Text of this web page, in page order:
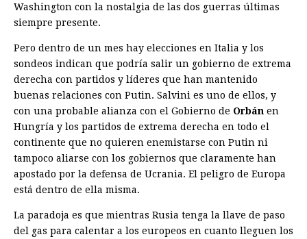
Washington con la nostalgia de las dos guerras últimas
siempre presente.
Pero dentro de un mes hay elecciones en Italia y los
sondeos indican que podría salir un gobierno de extrema
derecha con partidos y líderes que han mantenido
buenas relaciones con Putin. Salvini es uno de ellos, y
con una probable alianza con el Gobierno de Orbán en
Hungría y los partidos de extrema derecha en todo el
continente que no quieren enemistarse con Putin ni
tampoco aliarse con los gobiernos que claramente han
apostado por la defensa de Ucrania. El peligro de Europa
está dentro de ella misma.
La paradoja es que mientras Rusia tenga la llave de paso
del gas para calentar a los europeos en cuanto lleguen los